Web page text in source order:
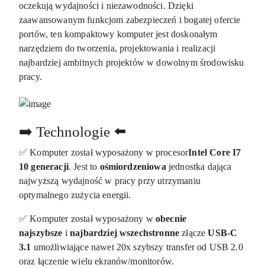
oczekują wydajności i niezawodności. Dzięki
zaawansowanym funkcjom zabezpieczeń i bogatej ofercie
portów, ten kompaktowy komputer jest doskonałym
narzędziem do tworzenia, projektowania i realizacji
najbardziej ambitnych projektów w dowolnym środowisku
pracy.
➡️ Technologie ⬅️
✅ Komputer został wyposażony w procesorIntel Core I7
10 generacji. Jest to ośmiordzeniowa jednostka dająca
najwyższą wydajność w pracy przy utrzymaniu
optymalnego zużycia energii.
✅ Komputer został wyposażony w obecnie
najszybsze inajbardziej wszechstronne złączeUSB-C
3.1 umożliwiające nawet 20x szybszy transfer od USB 2.0
oraz łączenie wielu ekranów/monitorów.